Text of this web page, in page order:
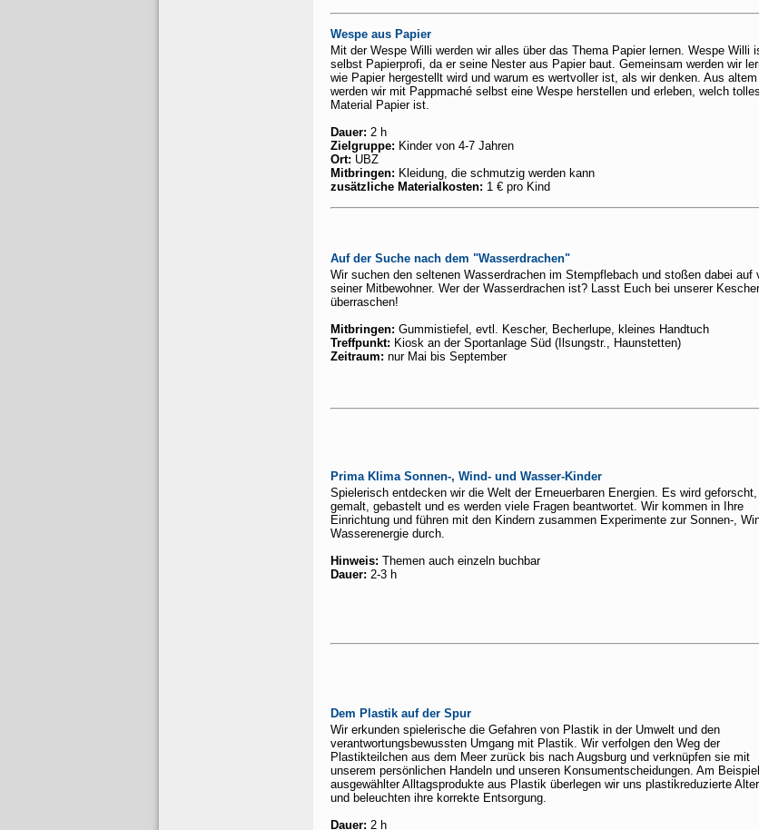
Wespe aus Papier
Mit der Wespe Willi werden wir alles über das Thema Papier lernen. Wespe Willi
selbst Papierprofi, da er seine Nester aus Papier baut. Gemeinsam werden wir
wie Papier hergestellt wird und warum es wertvoller ist, als wir denken. Aus
werden wir mit Pappmaché selbst eine Wespe herstellen und erleben, welch tolles
Material Papier ist.
Dauer: 2 h
Zielgruppe: Kinder von 4-7 Jahren
Ort: UBZ
Mitbringen: Kleidung, die schmutzig werden kann
zusätzliche Materialkosten: 1 € pro Kind
Auf der Suche nach dem "Wasserdrachen"
Wir suchen den seltenen Wasserdrachen im Stempflebach und stoßen dabei auf
seiner Mitbewohner. Wer der Wasserdrachen ist? Lasst Euch bei unserer
überraschen!
Mitbringen: Gummistiefel, evtl. Kescher, Becherlupe, kleines Handtuch
Treffpunkt: Kiosk an der Sportanlage Süd (Ilsungstr., Haunstetten)
Zeitraum: nur Mai bis September
Prima Klima Sonnen-, Wind- und Wasser-Kinder
Spielerisch entdecken wir die Welt der Erneuerbaren Energien. Es wird geforscht,
gemalt, gebastelt und es werden viele Fragen beantwortet. Wir kommen in Ihre
Einrichtung und führen mit den Kindern zusammen Experimente zur Sonnen-,
Wasserenergie durch.
Hinweis: Themen auch einzeln buchbar
Dauer: 2-3 h
Dem Plastik auf der Spur
Wir erkunden spielerische die Gefahren von Plastik in der Umwelt und den
verantwortungsbewussten Umgang mit Plastik. Wir verfolgen den Weg der
Plastikteilchen aus dem Meer zurück bis nach Augsburg und verknüpfen sie mit
unserem persönlichen Handeln und unseren Konsumentscheidungen. Am Beispiel
ausgewählter Alltagsprodukte aus Plastik überlegen wir uns plastikreduzierte
und beleuchten ihre korrekte Entsorgung.
Dauer: 2 h